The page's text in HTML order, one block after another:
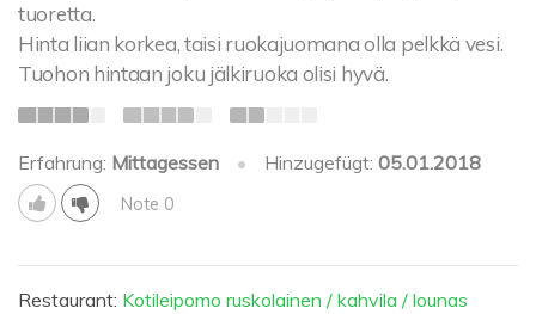
tuoretta.
Hinta liian korkea, taisi ruokajuomana olla pelkkä vesi.
Tuohon hintaan joku jälkiruoka olisi hyvä.
Erfahrung: Mittagessen • Hinzugefügt:05.01.2018
Note 0
Restaurant: Kotileipomo ruskolainen / kahvila / lounas